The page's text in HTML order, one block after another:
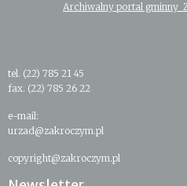
Archiwalny portal gminny
tel. (22) 785 21 45
fax. (22) 785 26 22
e-mail:
urzad@zakroczym.pl
copyright@zakroczym.pl